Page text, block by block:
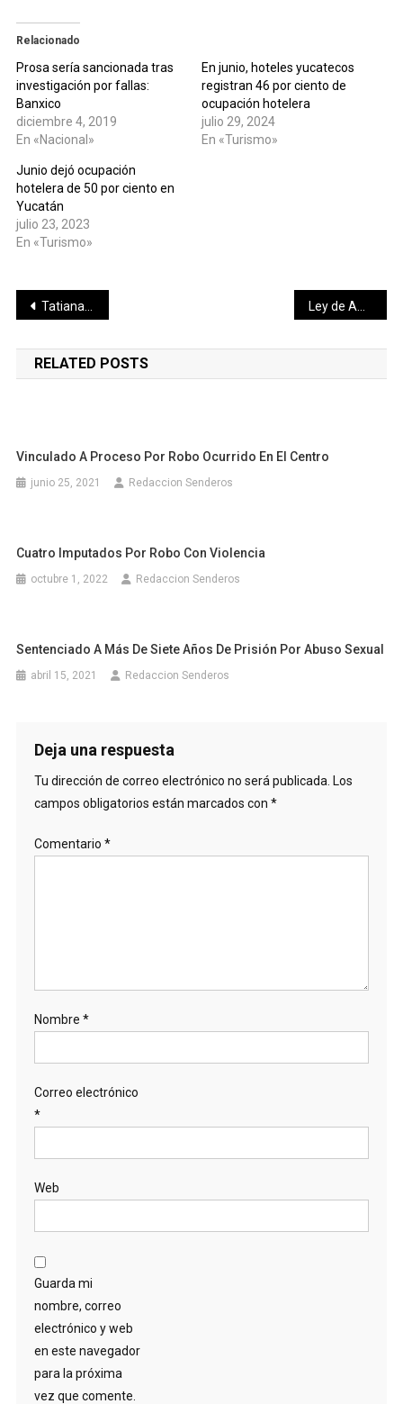
Relacionado
Prosa sería sancionada tras
investigación por fallas:
Banxico
diciembre 4, 2019
En «Nacional»
En junio, hoteles yucatecos
registran 46 por ciento de
ocupación hotelera
julio 29, 2024
En «Turismo»
Junio dejó ocupación
hotelera de 50 por ciento en
Yucatán
julio 23, 2023
En «Turismo»
Navegación
de
entradas
Tatiana Clouthier se lanza contra panistas y los llama «¡Hipócritas!»
RELATED POSTS
Vinculado A Proceso Por Robo Ocurrido En El Centro
junio 25, 2021 Redaccion Senderos
Cuatro Imputados Por Robo Con Violencia
octubre 1, 2022 Redaccion Senderos
Sentenciado A Más De Siete Años De Prisión Por Abuso Sexual
abril 15, 2021 Redaccion Senderos
Deja una respuesta
Tu dirección de correo electrónico no será publicada. Los
campos obligatorios están marcados con *
Comentario *
Nombre *
Correo electrónico
*
Web
Guarda mi
nombre, correo
electrónico y web
en este navegador
para la próxima
vez que comente.